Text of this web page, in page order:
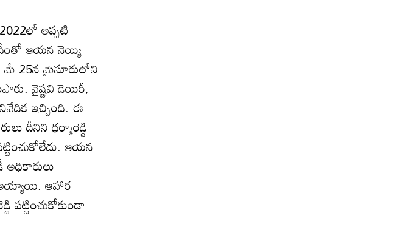
అప్పటి
దీంతో ఆయన నెయ్యి
మే 25న మైసూరులోని
వైష్ణవి డెయిరీ,
ఇచ్చింది. ఈ
దీనిని ధర్మారెడ్డి
ఆయన
అధికారులు
అయ్యాయి. ఆహార
పట్టించుకోకుండా